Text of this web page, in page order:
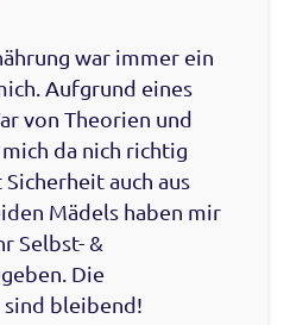
war immer ein
Aufgrund eines
von Theorien und
da nich richtig
auch aus
Mädels haben mir
Selbst- &
Die
sind bleibend!